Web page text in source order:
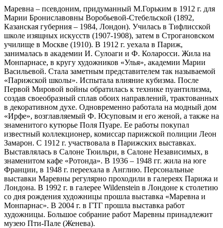
Маревна – псевдоним, придуманный М.Горьким в 1912 г. для
Марии Брониславовны Воробьевой-Стебельской (1892,
Казанская губерния – 1984, Лондон). Училась в Тифлисской
школе изящных искусств (1907-1908), затем в Строгановском
училище в Москве (1910). В 1912 г. уехала в Париж,
занималась в академии И. Сулоаги и Ф. Коларосси. Жила на
Монпарнасе, в кругу художников «Улья», академии Марии
Васильевой. Стала заметным представителем так называемой
«Парижской школы». Испытала влияние кубизма. После
Первой Мировой войны обратилась к технике пуантилизма,
создав своеобразный сплав обоих направлений, трактованных
в декоративном духе. Одновременно работала на модный дом
«Ирфе», возглавляемый Ф. Юсуповым и его женой, а также на
знаменитого кутюрье Поля Пуаре. Ее работы покупал
известный коллекционер, комиссар парижской полиции Леон
Замарон. С 1912 г. участвовала в Парижских выставках.
Выставлялась в Салоне Тюильри, в Салоне Независимых, в
знаменитом кафе «Ротонда». В 1936 – 1948 гг. жила на юге
Франции, в 1948 г. переехала в Англию. Персональные
выставки Маревны регулярно проходили в галереях Парижа и
Лондона. В 1992 г. в галерее Wildenstein в Лондоне к столетию
со дня рождения художницы прошла выставка «Маревна и
Монпарнас». В 2004 г. в ГТГ прошла выставка работ
художницы. Большое собрание работ Маревны принадлежит
музею Пти-Пале (Женева).